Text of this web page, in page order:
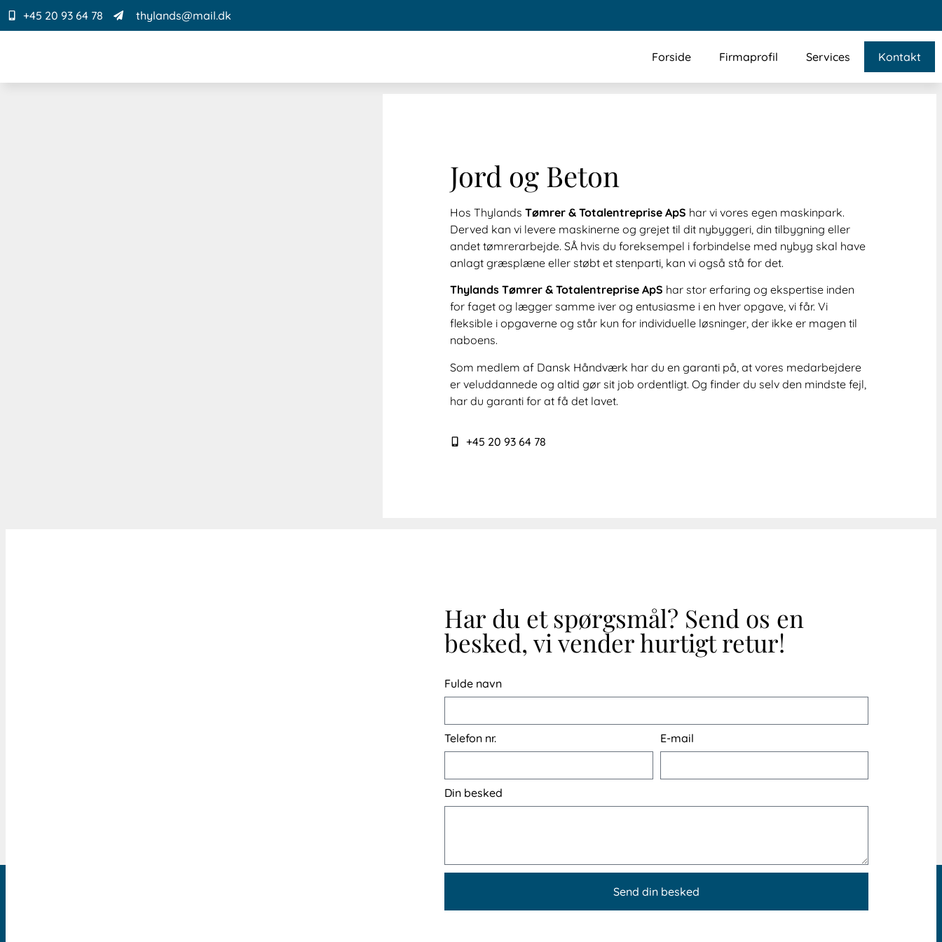
+45 20 93 64 78 thylands@mail.dk
Forside Firmaprofil Services Kontakt
Jord og Beton
Hos ThylandsTømrer & Totalentreprise ApS har vi vores egen maskinpark.
Derved kan vi levere maskinerne og grejet til dit nybyggeri, din tilbygning eller
andet tømrerarbejde. SÅ hvis du foreksempel i forbindelse med nybyg skal have
anlagt græsplæne eller støbt et stenparti, kan vi også stå for det.
Thylands Tømrer & Totalentreprise ApS har stor erfaring og ekspertise inden
for faget og lægger samme iver og entusiasme i en hver opgave, vi får. Vi
fleksible i opgaverne og står kun for individuelle løsninger, der ikke er magen til
naboens.
Som medlem af Dansk Håndværk har du en garanti på, at vores medarbejdere
er veluddannede og altid gør sit job ordentligt. Og finder du selv den mindste fejl,
har du garanti for at få det lavet.
+45 20 93 64 78
Har du et spørgsmål? Send os en
besked, vi vender hurtigt retur!
Fulde navn
Telefon nr. E-mail
Din besked
Send din besked